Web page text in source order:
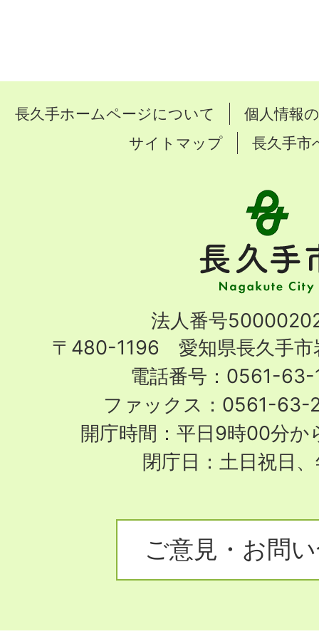
長久手ホームページについて
個人情報
サイトマップ
長久手市
手
市
City
法人番号
〒480-1196 愛知県長久手市
電話番号：0561-63-
ファックス：0561-63-
開庁時間：平日9時00分
閉庁日：土日祝日
ご意見・お問